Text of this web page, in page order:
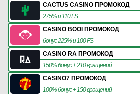
CACTUS CASINO ПРОМОКОД
275% и 110 FS
CASINO BOOI ПРОМОКОД
бонус 225% и 100 FS
CASINO RA ПРОМОКОД
150% бонус + 210 вращений
CASINO7 ПРОМОКОД
100% бонус + 150 вращений